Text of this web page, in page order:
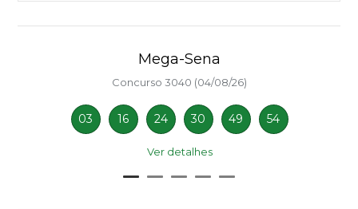
Mega-Sena
Concurso 3040 (04/08/26)
03 16 24 30 49 54
Ver detalhes